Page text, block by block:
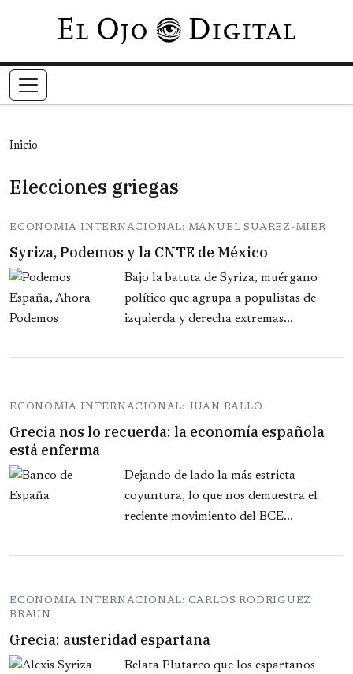
Pasar al contenido principal
Inicio
Elecciones griegas
ECONOMIA INTERNACIONAL: MANUEL SUAREZ-MIER
Syriza, Podemos y la CNTE de México
Bajo la batuta de Syriza, muérgano
político que agrupa a populistas de
izquierda y derecha extremas...
ECONOMIA INTERNACIONAL: JUAN RALLO
Grecia nos lo recuerda: la economía española
está enferma
Dejando de lado la más estricta
coyuntura, lo que nos demuestra el
reciente movimiento del BCE...
ECONOMIA INTERNACIONAL: CARLOS RODRIGUEZ
BRAUN
Grecia: austeridad espartana
Relata Plutarco que los espartanos